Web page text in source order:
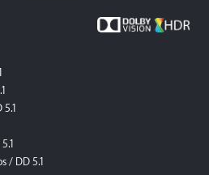
/ DD 5.1